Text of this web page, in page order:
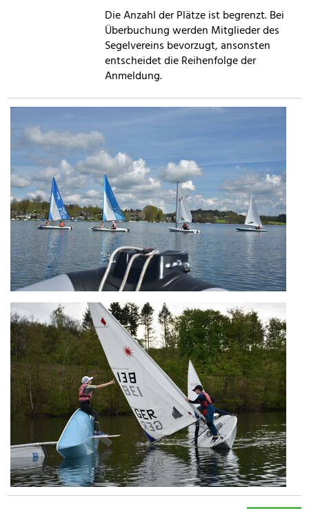
Die Anzahl der Plätze ist begrenzt. Bei
Überbuchung werden Mitglieder des
Segelvereins bevorzugt, ansonsten
entscheidet die Reihenfolge der
Anmeldung.